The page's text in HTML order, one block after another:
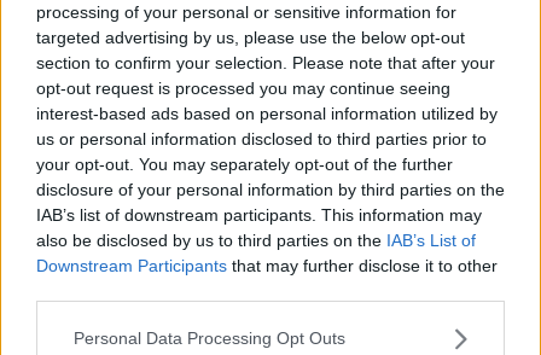
processing of your personal or sensitive information for
targeted advertising by us, please use the below opt-out
section to confirm your selection. Please note that after your
opt-out request is processed you may continue seeing
interest-based ads based on personal information utilized by
us or personal information disclosed to third parties prior to
your opt-out. You may separately opt-out of the further
disclosure of your personal information by third parties on the
IAB’s list of downstream participants. This information may
also be disclosed by us to third parties on the IAB’s List of
Downstream Participants that may further disclose it to other
Please note that this website/app uses one or more Google
Personal Data Processing Opt Outs
Gli istruttori dello Staff di Azzurro2000
sorveglieranno i bimbi, ragazzi e
adolescenti 24h su 24, nelle camere,
negli spazi aperti all’interno e fuori dal
villaggio, durante le attività sportive, in
spiaggia.
Continua a leggere dopo la pubblicità